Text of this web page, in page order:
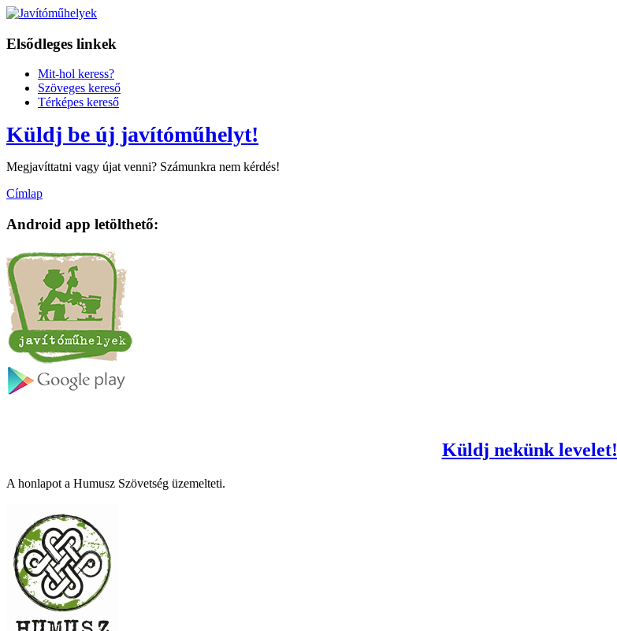
Elsődleges linkek
Mit-hol keress?
Szöveges kereső
Térképes kereső
Küldj be új javítóműhelyt!
Megjavíttatni vagy újat venni? Számunkra nem kérdés!
Címlap
Android app letölthető:
Küldj nekünk levelet!
A honlapot a Humusz Szövetség üzemelteti.